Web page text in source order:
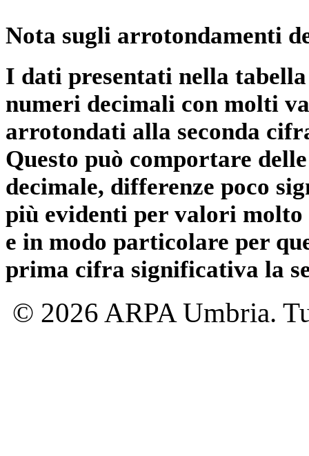
Nota sugli arrotondamenti
I dati presentati nella
numeri decimali con molti
arrotondati alla seconda
Questo può comportare
decimale, differenze poco
più evidenti per valori
e in modo particolare per
prima cifra significativa la
© 2026 ARPA Umbria.